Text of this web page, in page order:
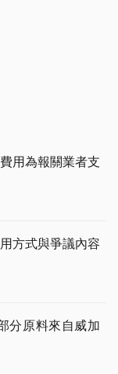
用為報關業者支
方式與爭議內容
分原料來自威加